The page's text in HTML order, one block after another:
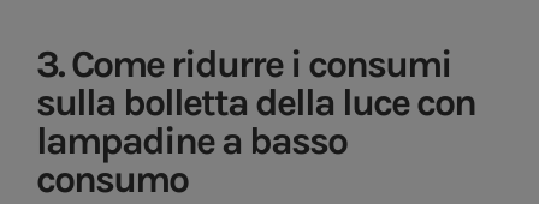
3. Come ridurre i consumi
sulla bolletta della luce con
lampadine a basso
consumo